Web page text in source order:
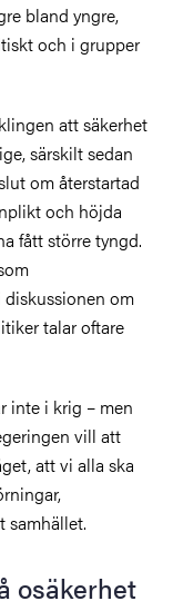
bland yngre,
och i grupper
att säkerhet
särskilt sedan
om återstartad
och höjda
fått större tyngd.
om
talar oftare
inte i krig – men
vill att
att vi alla ska
samhället.
osäkerhet